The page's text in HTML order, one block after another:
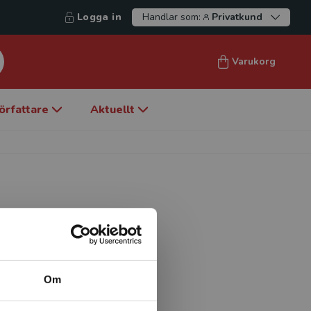
Om
Logga in Handlar som: Privatkund
Varukorg
Aktuellt
socialsekreterare vid en
psykiatriskt